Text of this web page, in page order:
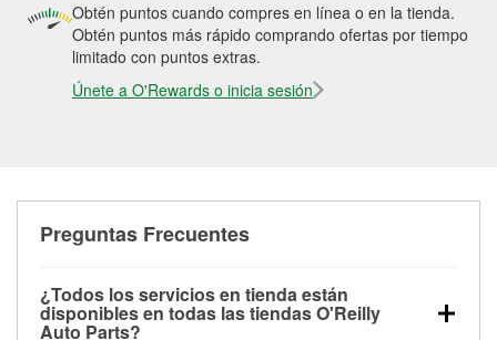
Obtén puntos cuando compres en línea o en la tienda.
Obtén puntos más rápido comprando ofertas por tiempo
limitado con puntos extras.
Únete a O'Rewards o inicia sesión
Preguntas Frecuentes
¿Todos los servicios en tienda están
disponibles en todas las tiendas O'Reilly
Auto Parts?